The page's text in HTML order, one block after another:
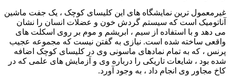
غیرمعمول ترین نمایشگاه های این کلیسای کوچک ، یک جفت ماشین
آناتومیک است که سیستم گردش خون و عضلات انسان را نشان
می دهد و با استفاده از سیم ، ابریشم و موم بر روی اسکلت های
واقعی ساخته شده است. نیازی به گفتن نیست که مجموعه عجیب
پرنس ، که به تمام نمادهای ماسونی وی در کلیسای کوچک اضافه
شده بود ، شایعات تاریکی را درباره وی و آزمایش های علمی که در
کاخ مجاور وی انجام داد ، به وجود آورد.